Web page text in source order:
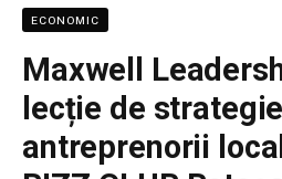
ECONOMIC
Maxwell
lecție de
antreprenorii